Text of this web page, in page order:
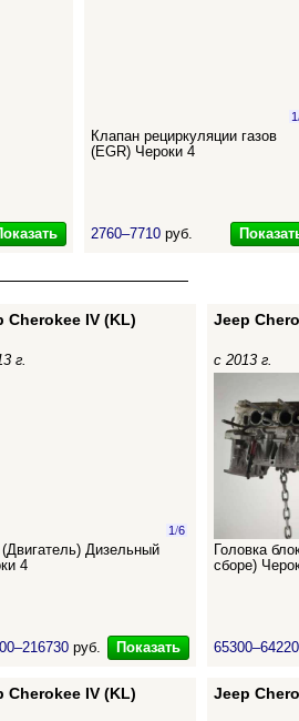
1
Клапан рециркуляции газов
(EGR) Чероки 4
2760–7710 руб.
Cherokee IV (KL)
г.
1/6
Дизельный
4
руб. Показать
Jeep
с 2013 г.
Головка
сборе)
65300–64220
Cherokee IV (KL) Jeep